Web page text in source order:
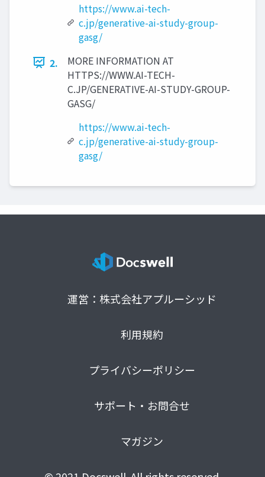
https://www.ai-tech-
c.jp/generative-ai-study-group-
gasg/
2.
MORE INFORMATION AT
HTTPS://WWW.AI-TECH-
C.JP/GENERATIVE-AI-STUDY-GROUP-
GASG/
https://www.ai-tech-
c.jp/generative-ai-study-group-
gasg/
運営：株式会社アプルーシッド
利用規約
プライバシーポリシー
サポート・お問合せ
マガジン